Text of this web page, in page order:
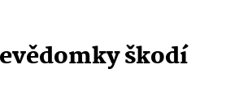
škodí